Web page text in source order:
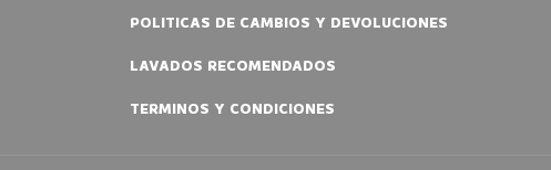
POLITICAS DE CAMBIOS Y DEVOLUCIONES
LAVADOS RECOMENDADOS
TERMINOS Y CONDICIONES